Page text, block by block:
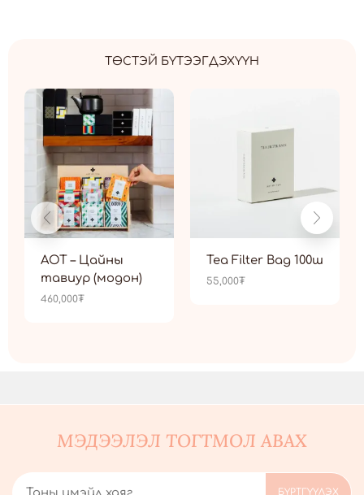
ТӨСТЭЙ БҮТЭЭГДЭХҮҮН
AOT – Цайны
тавиур (модон)
460,000₮
Tea Filter Bag 100ш
55,000₮
МЭДЭЭЛЭЛ ТОГТМОЛ АВАХ